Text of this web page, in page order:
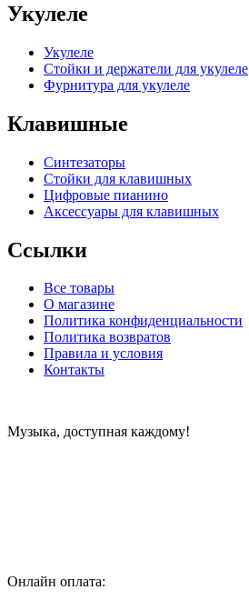
Укулеле
Укулеле
Стойки и держатели для укулеле
Фурнитура для укулеле
Клавишные
Синтезаторы
Стойки для клавишных
Цифровые пианино
Аксессуары для клавишных
Ссылки
Все товары
О магазине
Политика конфиденциальности
Политика возвратов
Правила и условия
Контакты
Музыка, доступная каждому!
Онлайн оплата: